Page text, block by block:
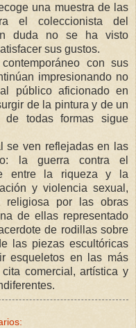
una muestra de las
el coleccionista del
duda no se ha visto
sus gustos.
con sus
impresionando no
público aficionado en
de la pintura y de un
todas formas sigue
se ven reflejadas en las
la guerra contra el
entre la riqueza y la
y violencia sexual,
por las obras
de ellas representado
de rodillas sobre
las piezas escultóricas
esqueletos en las más
comercial, artística y